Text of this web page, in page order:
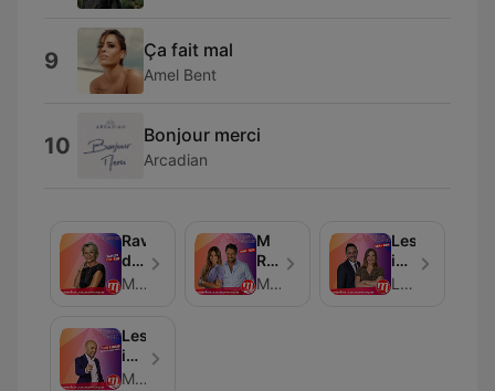
9 Ça fait mal
Amel Bent
10 Bonjour merci
Arcadian
Ravie
de
vous
rencontrer
Davant
M Radio
M
Radio
Réveil
M Radio
Les
invités
duLéo LE BRIS LE PANN
Les
imitations
deM Radio